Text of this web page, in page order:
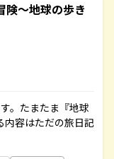
険～地球の歩き
。たまたま『地球
内容はただの旅日記